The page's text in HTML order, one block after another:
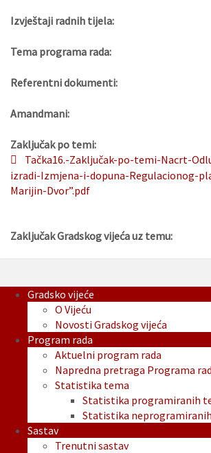
Izvještaji radnih tijela:
Tema programa rada:
Referentni dokumenti:
Amandmani:
Zaključak po temi:
Tačka16.-Zaključak-po-temi-Nacrt-
izradi-Izmjena-i-dopuna-Regulacionog-
Marijin-Dvor”.pdf
Zaključak Gradskog vijeća uz temu:
Gradsko vijeće
O Vijeću
Novosti Gradskog vijeća
Program rada
Aktuelni program rada
Napredna pretraga Programa
Statistika tema
Statistika programiranih
Statistika
Sastav
Trenutni sastav